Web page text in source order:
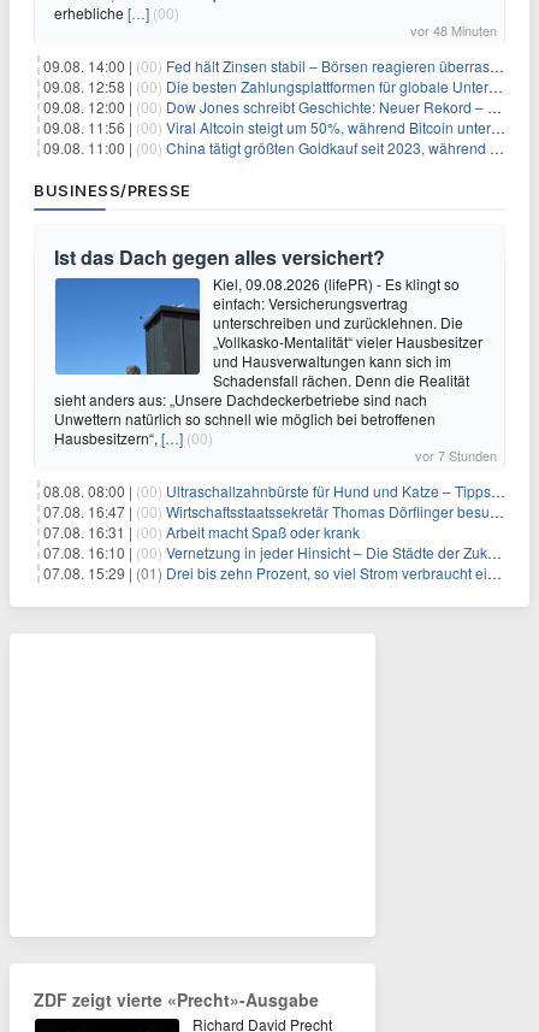
erhebliche […] (00)
vor 48 Minuten
09.08. 14:00 | (00) Fed hält Zinsen stabil – Börsen reagieren überraschend volatil
09.08. 12:58 | (00) Die besten Zahlungsplattformen für globale Unternehmen im Jahr 2026
09.08. 12:00 | (00) Dow Jones schreibt Geschichte: Neuer Rekord – und Amazon knackt die nächste Billionen-Marke
09.08. 11:56 | (00) Viral Altcoin steigt um 50%, während Bitcoin unter $65.000 fällt
09.08. 11:00 | (00) China tätigt größten Goldkauf seit 2023, während Goldpreis um 8% steigt
BUSINESS/PRESSE
Ist das Dach gegen alles versichert?
Kiel, 09.08.2026 (lifePR) - Es klingt so
einfach: Versicherungsvertrag
unterschreiben und zurücklehnen. Die
„Vollkasko-Mentalität“ vieler Hausbesitzer
und Hausverwaltungen kann sich im
Schadensfall rächen. Denn die Realität
sieht anders aus: „Unsere Dachdeckerbetriebe sind nach
Unwettern natürlich so schnell wie möglich bei betroffenen
Hausbesitzern“, […] (00)
vor 7 Stunden
08.08. 08:00 | (00) Ultraschallzahnbürste für Hund und Katze – Tipps zur erfolgreichen Eingewöhnung
07.08. 16:47 | (00) Wirtschaftsstaatssekretär Thomas Dörflinger besucht Handwerksbetrieb im Kammerbezirk Freiburg
07.08. 16:31 | (00) Arbeit macht Spaß oder krank
07.08. 16:10 | (00) Vernetzung in jeder Hinsicht – Die Städte der Zukunft sind grün-blau
07.08. 15:29 | (01) Drei bis zehn Prozent, so viel Strom verbraucht ein Aufzug im Gebäude
ZDF zeigt vierte «Precht»-Ausgabe
Richard David Precht